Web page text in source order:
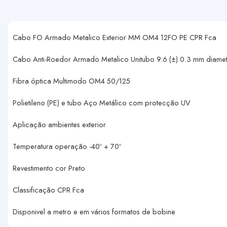
Cabo FO Armado Metalico Exterior MM OM4 12FO PE CPR Fca
Cabo Anti-Roedor Armado Metalico Unitubo 9.6 (±) 0.3 mm
Fibra óptica Multimodo OM4 50/125
Polietileno (PE) e tubo Aço Metálico com protecção UV
Aplicação ambientes exterior
Temperatura operação -40º + 70º
Revestimento cor Preto
Classificação CPR Fca
Disponivel a metro e em vários formatos de bobine